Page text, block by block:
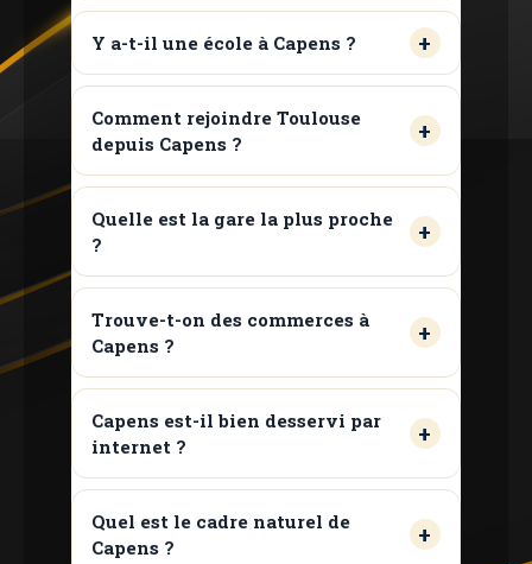
Y a-t-il une école à Capens ?
Comment rejoindre Toulouse
depuis Capens ?
Quelle est la gare la plus proche
?
Trouve-t-on des commerces à
Capens ?
Capens est-il bien desservi par
internet ?
Quel est le cadre naturel de
Capens ?